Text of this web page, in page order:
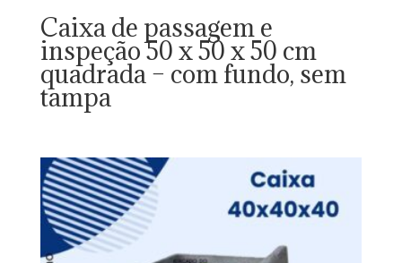
Caixa de passagem e
inspeção 50 x 50 x 50 cm
quadrada – com fundo, sem
tampa